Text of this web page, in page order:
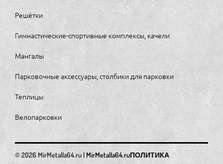
Решётки
Гимнастические-спортивные комплексы, качели
Мангалы
Парковочные аксессуары, столбики для парковки
Теплицы
Велопарковки
MirMetalla64.ruПОЛИТИКА